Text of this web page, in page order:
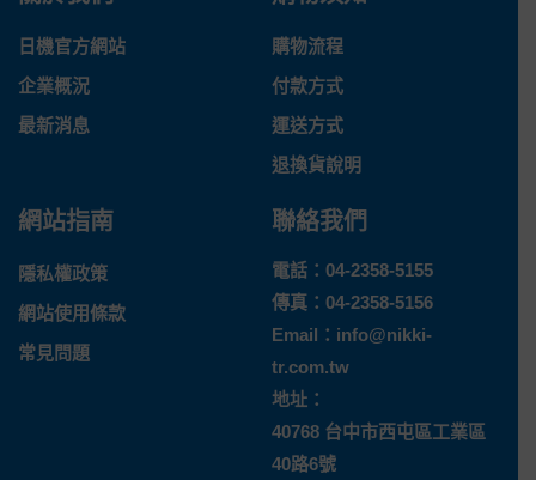
日機官方網站
企業概況
最新消息
購物流程
付款方式
運送方式
退換貨說明
網站指南
隱私權政策
網站使用條款
常見問題
聯絡我們
電話： 04-2358-5155
傳真：04-2358-5156
Email： info@nikki-
tr.com.tw
地址：
40768 台中市西屯區工業區
40路6號